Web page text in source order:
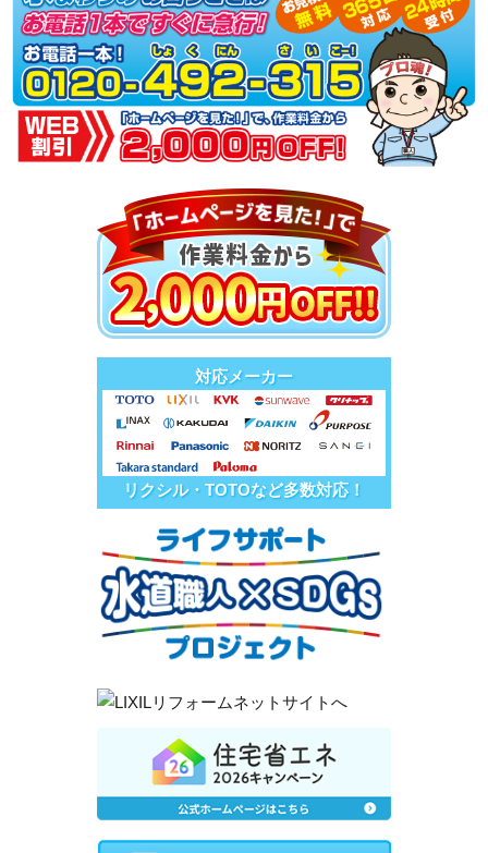
対応メーカー
リクシル・TOTOなど多数対応！